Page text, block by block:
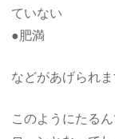
ていない
●肥満
などがあげられま
このようにたる